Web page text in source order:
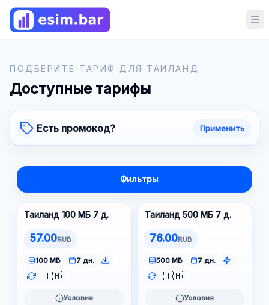
ПОДБЕРИТЕ ТАРИФ ДЛЯ ТАИЛАНД
Доступные тарифы
Есть промокод? Применить
Фильтры
Таиланд 100 МБ 7 д.
57.00RUB
100 MB 7 дн.
🇹🇭
Условия
Таиланд 500 МБ 7 д.
76.00RUB
500 MB 7 дн.
🇹🇭
Условия